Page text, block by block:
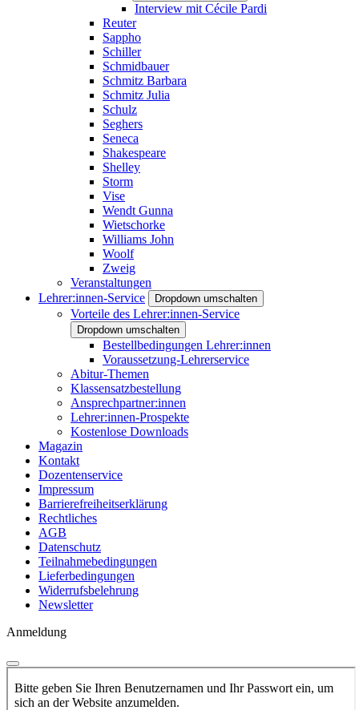
Interview mit Cécile Pardi
Reuter
Sappho
Schiller
Schmidbauer
Schmitz Barbara
Schmitz Julia
Schulz
Seghers
Seneca
Shakespeare
Shelley
Storm
Vise
Wendt Gunna
Wietschorke
Williams John
Woolf
Zweig
Veranstaltungen
Lehrer:innen-Service
Dropdown umschalten
Vorteile des Lehrer:innen-Service
Dropdown umschalten
Bestellbedingungen Lehrer:innen
Voraussetzung-Lehrerservice
Abitur-Themen
Klassensatzbestellung
Ansprechpartner:innen
Lehrer:innen-Prospekte
Kostenlose Downloads
Magazin
Kontakt
Dozentenservice
Impressum
Barrierefreiheitserklärung
Rechtliches
AGB
Datenschutz
Teilnahmebedingungen
Lieferbedingungen
Widerrufsbelehrung
Newsletter
Anmeldung